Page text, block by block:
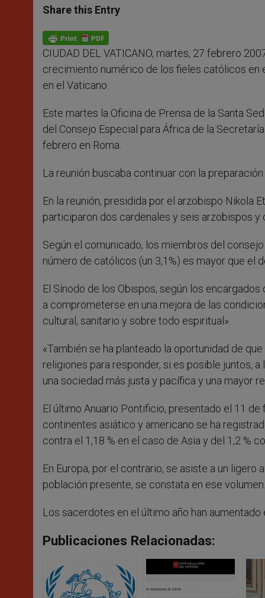
t
s
p
p
s
e
g
e
r
e
b
o
k
Share this Entry
CIUDAD DEL VATICANO, martes, 27 febrero
crecimiento numérico de los fieles católicos en
en el Vaticano.
Este martes la Oficina de Prensa de la Santa
del Consejo Especial para África de la
febrero en Roma.
La reunión buscaba continuar con la
En la reunión, presidida por el arzobispo Nikola
participaron dos cardenales y seis arzobispos y
Según el comunicado, los miembros del
número de católicos (un 3,1%) es mayor que el
El Sínodo de los Obispos, según los
a comprometerse en una mejora de las
cultural, sanitario y sobre todo espiritual».
«También se ha planteado la oportunidad de
religiones para responder, si es posible juntos,
una sociedad más justa y pacífica y una mayor
El último Anuario Pontificio, presentado el 11
continentes asiático y americano se ha
contra el 1,18 % en el caso de Asia y del 1,2 %
En Europa, por el contrario, se asiste a un
población presente, se constata en ese volumen.
Los sacerdotes en el último año han aumentado
Publicaciones Relacionadas: